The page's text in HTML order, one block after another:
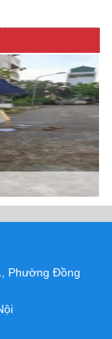
Phường Đồng